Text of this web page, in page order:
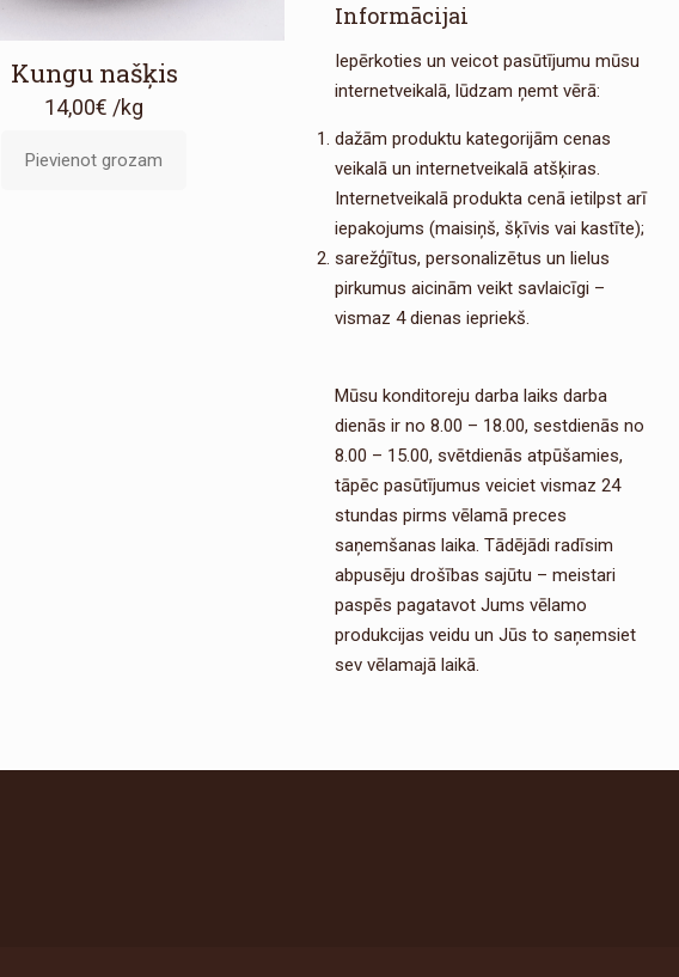
Kungu našķis
14,00€ /kg
Pievienot grozam
Informācijai
Iepērkoties un veicot pasūtījumu mūsu
internetveikalā, lūdzam ņemt vērā:
dažām produktu kategorijām cenas
veikalā un internetveikalā atšķiras.
Internetveikalā produkta cenā ietilpst arī
iepakojums (maisiņš, šķīvis vai kastīte);
sarežģītus, personalizētus un lielus
pirkumus aicinām veikt savlaicīgi –
vismaz 4 dienas iepriekš.
Mūsu konditoreju darba laiks darba
dienās ir no 8.00 – 18.00, sestdienās no
8.00 – 15.00, svētdienās atpūšamies,
tāpēc pasūtījumus veiciet vismaz 24
stundas pirms vēlamā preces
saņemšanas laika. Tādējādi radīsim
abpusēju drošības sajūtu – meistari
paspēs pagatavot Jums vēlamo
produkcijas veidu un Jūs to saņemsiet
sev vēlamajā laikā.